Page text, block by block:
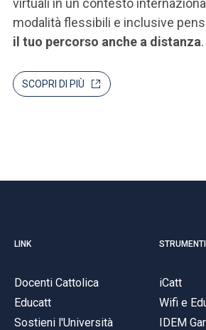
virtuali in un contesto
modalità flessibili e inclusive
il tuo percorso anche a distanza.
SCOPRI DI PIÙ
LINK
Docenti Cattolica
Educatt
Sostieni l'Università
STRUMENTI
iCatt
Wifi e
IDEM